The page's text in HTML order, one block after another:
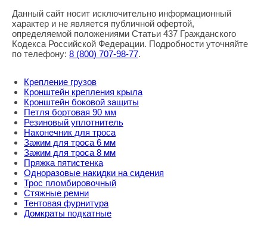
Данный сайт носит исключительно информационный
характер и не является публичной офертой,
определяемой положениями Статьи 437 Гражданского
Кодекса Российской Федерации. Подробности уточняйте
по телефону: 8 (800) 707-98-77.
Крепление грузов
Кронштейн крепления крыла
Кронштейн боковой защиты
Петля бортовая 90 мм
Резиновый уплотнитель
Наконечник для троса
Зажим для троса 6 мм
Зажим для троса 8 мм
Пряжка пятистенка
Одноразовые накидки на сидения
Трос пломбировочный
Стяжные ремни
Тентовая фурнитура
Домкраты подкатные